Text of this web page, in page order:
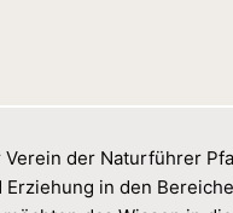
Verein der Naturführer
Erziehung in den